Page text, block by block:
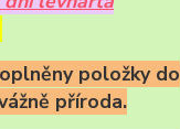
položky do
příroda.